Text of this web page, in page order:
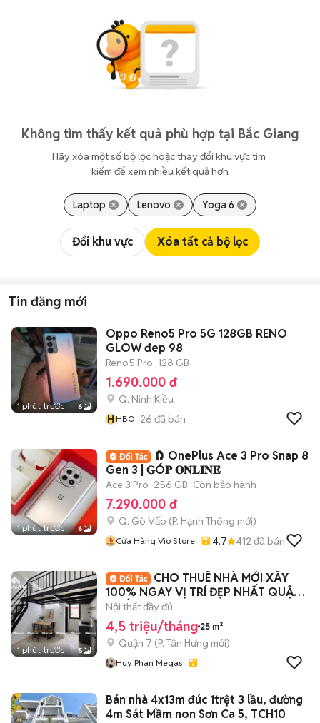
Không tìm thấy kết quả phù hợp tại Bắc Giang
Hãy xóa một số bộ lọc hoặc thay đổi khu vực tìm
kiếm để xem nhiều kết quả hơn
Laptop Lenovo Yoga 6
Đổi khu vực Xóa tất cả bộ lọc
Tin đăng mới
1 phút trước 6
Oppo Reno5 Pro 5G 128GB RENO
GLOW đep 98
Reno5 Pro 128 GB
1.690.000 đ
Q. Ninh Kiều
HHBO 26 đã bán
1 phút trước 6
🧲 OnePlus Ace 3 Pro Snap 8
Gen 3 | 𝐆Ó𝐏 𝐎𝐍𝐋𝐈𝐍𝐄
Ace 3 Pro 256 GB Còn bảo hành
7.290.000 đ
Q. Gò Vấp (P. Hạnh Thông mới)
Cửa Hàng Vio Store 4.7 412 đã bán
1 phút trước 5
CHO THUÊ NHÀ MỚI XÂY
100% NGAY VỊ TRÍ ĐẸP NHẤT QUẬN
7 KẾ TDTU, LOTTE
Nội thất đầy đủ
4,5 triệu/tháng 25 m²
Quận 7 (P. Tân Hưng mới)
Huy Phan Megas
Bán nhà 4x13m đúc 1trệt 3 lầu, đường
4m Sát Mầm non Sơn Ca 5, TCH10